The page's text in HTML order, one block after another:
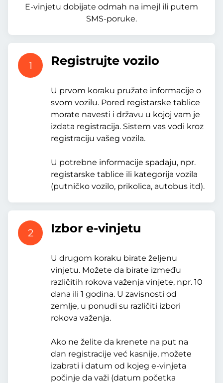
E-vinjetu dobijate odmah na imejl ili putem
SMS-poruke.
1 Registrujte vozilo
U prvom koraku pružate informacije o
svom vozilu. Pored registarske tablice
morate navesti i državu u kojoj vam je
izdata registracija. Sistem vas vodi kroz
registraciju vašeg vozila.
U potrebne informacije spadaju, npr.
registarske tablice ili kategorija vozila
(putničko vozilo, prikolica, autobus itd).
2 Izbor e-vinjetu
U drugom koraku birate željenu
vinjetu. Možete da birate između
različitih rokova važenja vinjete, npr. 10
dana ili 1 godina. U zavisnosti od
zemlje, u ponudi su različiti izbori
rokova važenja.
Ako ne želite da krenete na put na
dan registracije već kasnije, možete
izabrati i datum od kojeg e-vinjeta
počinje da važi (datum početka